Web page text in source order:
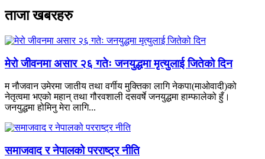
ताजा खबरहरु
मेरो जीवनमा असार २६ गतेः जनयुद्धमा मृत्युलाई जितेको दिन
म नौजवान उमेरमा जातीय तथा वर्गीय मुक्तिका लागि नेकपा(माओवादी)को
नेतृत्वमा भएको महान् तथा गौरवशाली दसवर्षे जनयुद्धमा हाम्फालेको हुँ।
जनयुद्धमा होमिनु मेरा लागि...
समाजवाद र नेपालको परराष्ट्र नीति